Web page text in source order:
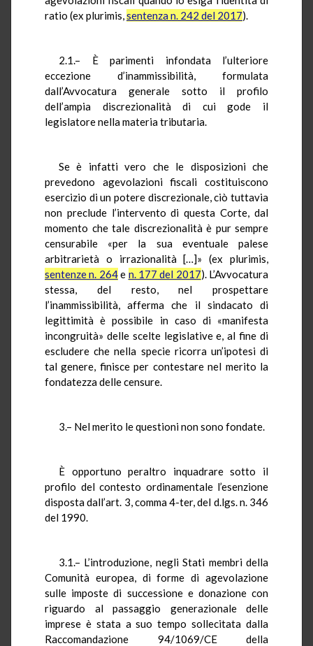
ratio (ex plurimis,sentenza n. 242 del 2017).
2.1.– È parimenti infondata l’ulteriore
eccezione d’inammissibilità, formulata
dall’Avvocatura generale sotto il profilo
dell’ampia discrezionalità di cui gode il
legislatore nella materia tributaria.
Se è infatti vero che le disposizioni che
prevedono agevolazioni fiscali costituiscono
esercizio di un potere discrezionale, ciò tuttavia
non preclude l’intervento di questa Corte, dal
momento che tale discrezionalità è pur sempre
censurabile «per la sua eventuale palese
arbitrarietà o irrazionalità […]» (ex plurimis,
sentenze n. 264e n. 177 del 2017). L’Avvocatura
stessa, del resto, nel prospettare
l’inammissibilità, afferma che il sindacato di
legittimità è possibile in caso di «manifesta
incongruità» delle scelte legislative e, al fine di
escludere che nella specie ricorra un’ipotesi di
tal genere, finisce per contestare nel merito la
fondatezza delle censure.
3.– Nel merito le questioni non sono fondate.
È opportuno peraltro inquadrare sotto il
profilo del contesto ordinamentale l’esenzione
disposta dall’art. 3, comma 4-ter, del d.lgs. n. 346
del 1990.
3.1.– L’introduzione, negli Stati membri della
Comunità europea, di forme di agevolazione
sulle imposte di successione e donazione con
riguardo al passaggio generazionale delle
imprese è stata a suo tempo sollecitata dalla
Raccomandazione 94/1069/CE della